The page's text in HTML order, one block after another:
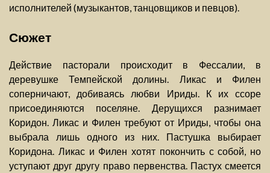
исполнителей (музыкантов, танцовщиков и певцов).
Сюжет
Действие пасторали происходит в Фессалии, в
деревушке Темпейской долины. Ликас и Филен
соперничают, добиваясь любви Ириды. К их ссоре
присоединяются поселяне. Дерущихся разнимает
Коридон. Ликас и Филен требуют от Ириды, чтобы она
выбрала лишь одного из них. Пастушка выбирает
Коридона. Ликас и Филен хотят покончить с собой, но
уступают друг другу право первенства. Пастух смеется